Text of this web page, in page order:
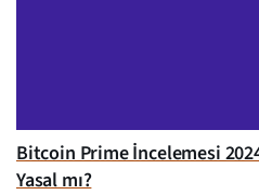
Bitcoin Prime İncelemesi 2024
Yasal mı?